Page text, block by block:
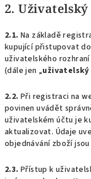
2. Uživatelský
2.1. Na základě
kupující přistupovat
uživatelského
(dále jen „uživatelský
2.2. Při registraci na
povinen uvádět
uživatelském účtu je
aktualizovat. Údaje
objednávání zboží
2.3. Přístup k